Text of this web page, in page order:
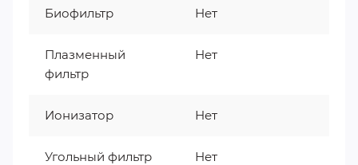
Биофильтр Нет
Плазменный
фильтр
Нет
Ионизатор Нет
Угольный фильтр Нет